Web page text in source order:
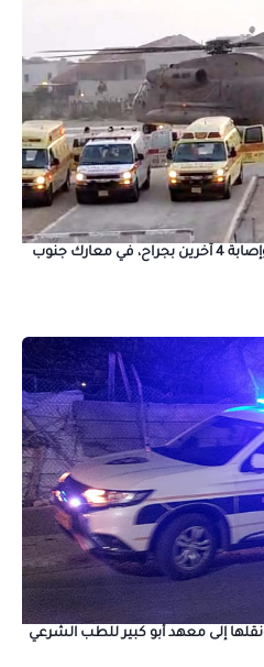
الجيش الإسرائيلي: مقتل جنديين وإصابة 4 آخرين بجراح، في معارك جنوب
إلى معهد أبو كبير للطب الشرعي